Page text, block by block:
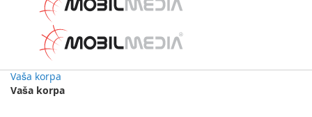
Vaša korpa
Vaša korpa